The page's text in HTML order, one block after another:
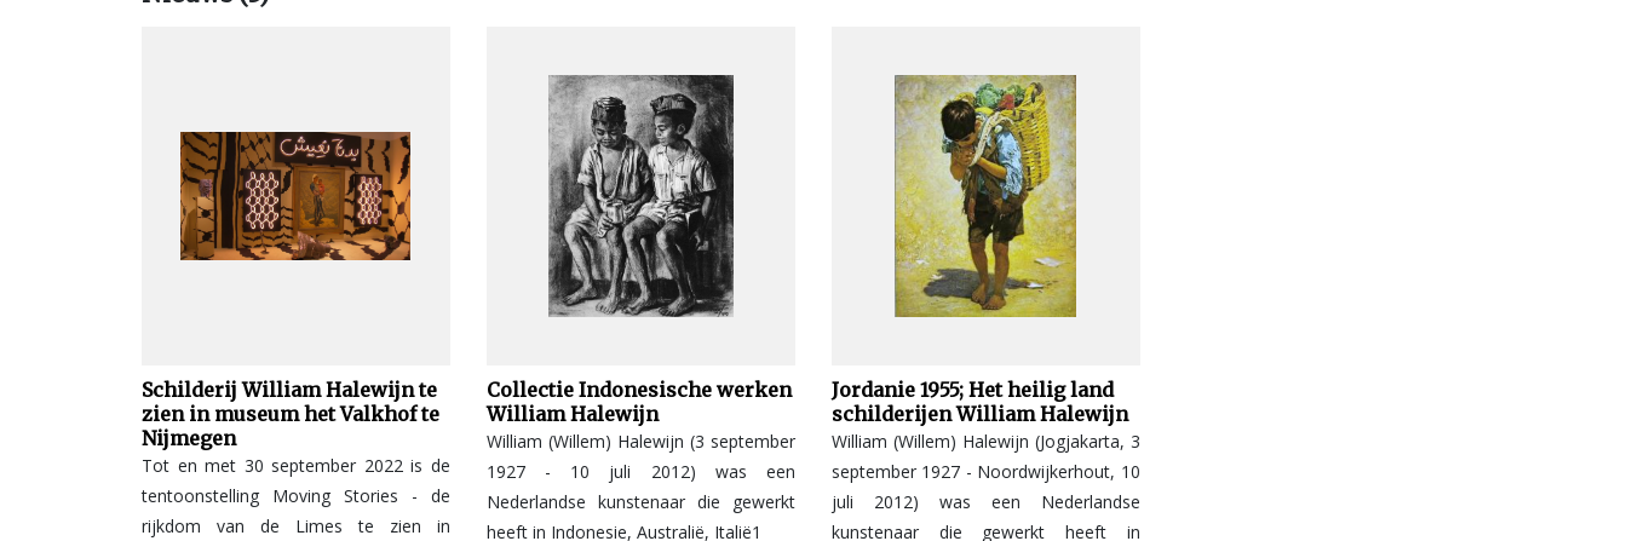
Schilderij William Halewijn te
zien in museum het Valkhof te
Nijmegen
Tot en met 30 september 2022 is de
tentoonstelling Moving Stories - de
rijkdom van de Limes te zien in
Collectie Indonesische werken
William Halewijn
William (Willem) Halewijn (3 september
1927 - 10 juli 2012) was een
Nederlandse kunstenaar die gewerkt
heeft in Indonesie, Australië, Italië1
Jordanie 1955; Het heilig land
schilderijen William Halewijn
William (Willem) Halewijn (Jogjakarta, 3
september 1927 - Noordwijkerhout, 10
juli 2012) was een Nederlandse
kunstenaar die gewerkt heeft in